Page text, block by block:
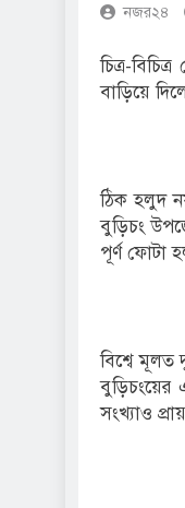
নজর২৪
চিত্র-
বাড়িয়ে
ঠিক হলুদ
বুড়িচং
পূর্ণ ফোটা
বিশ্বে
বুড়িচংয়ের
সংখ্যাও